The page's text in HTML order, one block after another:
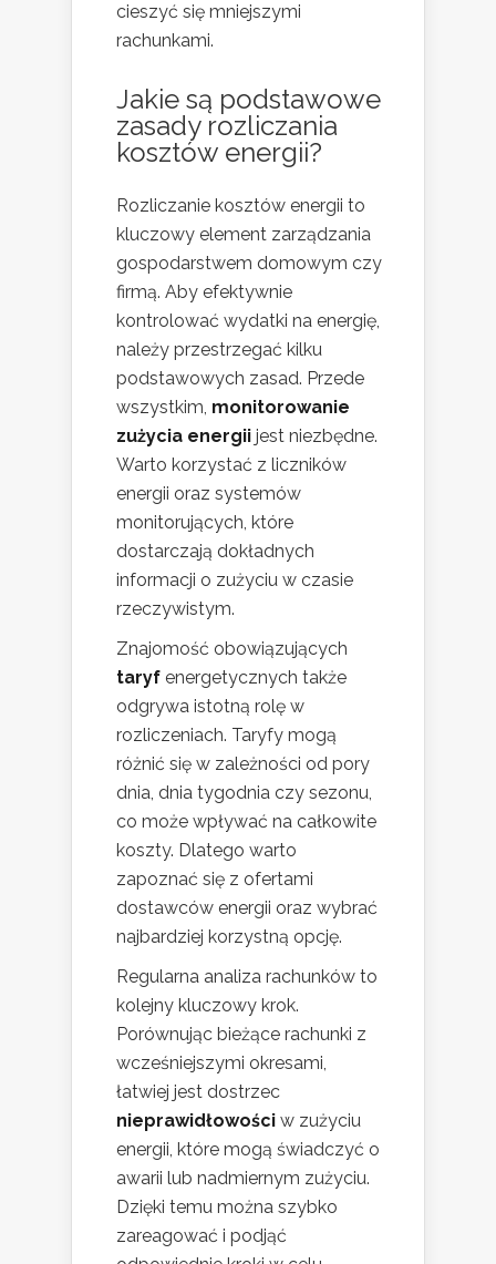
cieszyć się mniejszymi
rachunkami.
Jakie są podstawowe
zasady rozliczania
kosztów energii?
Rozliczanie kosztów energii to
kluczowy element zarządzania
gospodarstwem domowym czy
firmą. Aby efektywnie
kontrolować wydatki na energię,
należy przestrzegać kilku
podstawowych zasad. Przede
wszystkim, monitorowanie
zużycia energii jest niezbędne.
Warto korzystać z liczników
energii oraz systemów
monitorujących, które
dostarczają dokładnych
informacji o zużyciu w czasie
rzeczywistym.
Znajomość obowiązujących
taryf energetycznych także
odgrywa istotną rolę w
rozliczeniach. Taryfy mogą
różnić się w zależności od pory
dnia, dnia tygodnia czy sezonu,
co może wpływać na całkowite
koszty. Dlatego warto
zapoznać się z ofertami
dostawców energii oraz wybrać
najbardziej korzystną opcję.
Regularna analiza rachunków to
kolejny kluczowy krok.
Porównując bieżące rachunki z
wcześniejszymi okresami,
łatwiej jest dostrzec
nieprawidłowości w zużyciu
energii, które mogą świadczyć o
awarii lub nadmiernym zużyciu.
Dzięki temu można szybko
zareagować i podjąć